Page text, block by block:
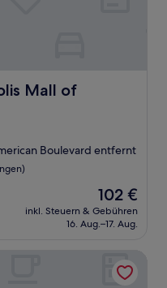
Mall of
of America
Boulevard entfernt
Der
Preis
beträgt
102 €
inkl. Steuern & Gebühren
16. Aug.–17. Aug.
of America - MSP